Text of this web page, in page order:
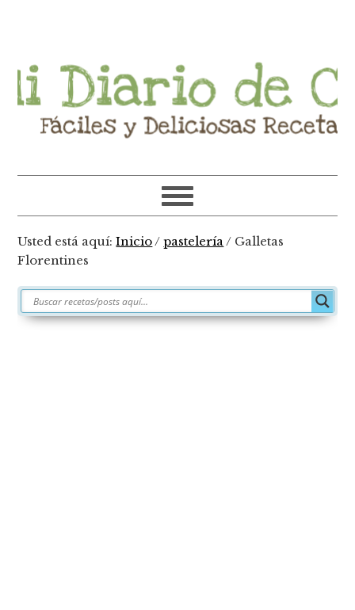
principal
principal
barra
lateral
primaria
de
página
Usted está aquí:Inicio/ pastelería/ Galletas
Florentines